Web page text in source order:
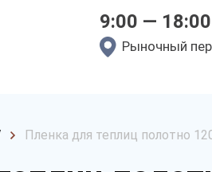
9:00 — 18:00
Рыночный
Пленка для теплиц полотно